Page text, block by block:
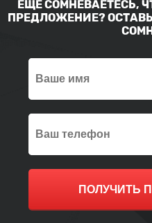
ЕЩЁ СОМНЕВАЕТЕСЬ,
ПРЕДЛОЖЕНИЕ?
ПОЛУЧИТЬ